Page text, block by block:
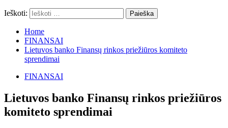
Ieškoti:
Home
FINANSAI
Lietuvos banko Finansų rinkos priežiūros komiteto
sprendimai
FINANSAI
Lietuvos banko Finansų rinkos priežiūros
komiteto sprendimai